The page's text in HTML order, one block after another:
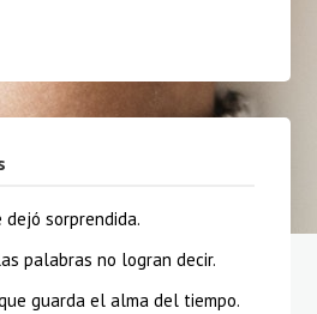
dejó sorprendida.
palabras no logran decir.
guarda el alma del tiempo.